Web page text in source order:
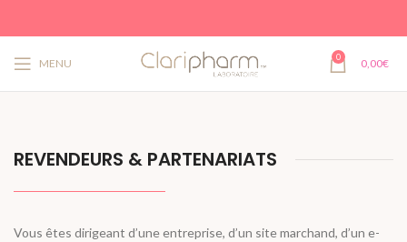
MENU 0 0,00€
REVENDEURS & PARTENARIATS
Vous êtes dirigeant d’une entreprise, d’un site marchand, d’un e-